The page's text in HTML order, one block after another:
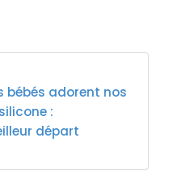
bébés adorent nos
:
départ